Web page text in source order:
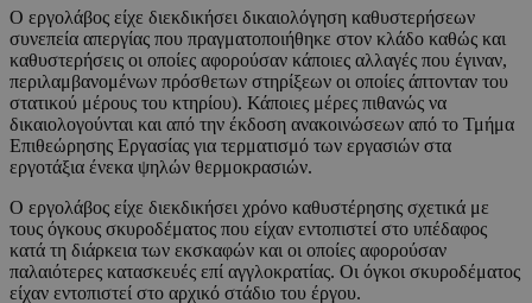
Ο εργολάβος είχε διεκδικήσει δικαιολόγηση καθυστερήσεων
συνεπεία απεργίας που πραγματοποιήθηκε στον κλάδο καθώς και
καθυστερήσεις οι οποίες αφορούσαν κάποιες αλλαγές που έγιναν,
περιλαμβανομένων πρόσθετων στηρίξεων οι οποίες άπτονταν του
στατικού μέρους του κτηρίου). Κάποιες μέρες πιθανώς να
δικαιολογούνται και από την έκδοση ανακοινώσεων από το Τμήμα
Επιθεώρησης Εργασίας για τερματισμό των εργασιών στα
εργοτάξια ένεκα ψηλών θερμοκρασιών.
Ο εργολάβος είχε διεκδικήσει χρόνο καθυστέρησης σχετικά με
τους όγκους σκυροδέματος που είχαν εντοπιστεί στο υπέδαφος
κατά τη διάρκεια των εκσκαφών και οι οποίες αφορούσαν
παλαιότερες κατασκευές επί αγγλοκρατίας. Οι όγκοι σκυροδέματος
είχαν εντοπιστεί στο αρχικό στάδιο του έργου.